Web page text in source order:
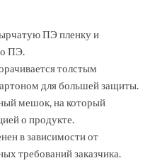
ПЭ пленку и
ПЭ.
толстым
для большей защиты.
мешок, на который
о продукте.
в зависимости от
требований заказчика.